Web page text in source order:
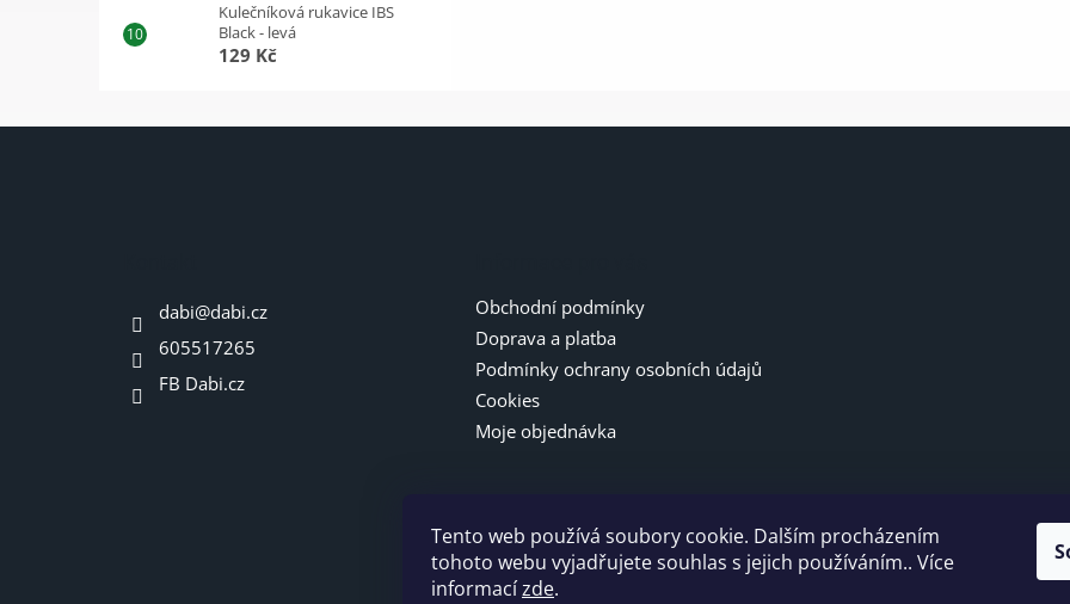
Tento web používá soubory cookie. Dalším procházením
tohoto webu vyjadřujete souhlas s jejich používáním.. Více
informacízde.
Kulečníková rukavice IBS
Black - levá
129 Kč
dabi@dabi.cz
605517265
FB Dabi.cz
Obchodní podmínky
Doprava a platba
Podmínky ochrany osobních údajů
Cookies
Moje objednávka